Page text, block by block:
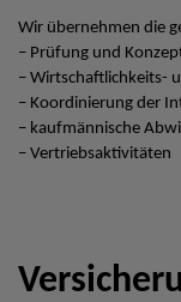
Wir übernehmen die
– Prüfung und
– Wirtschaftlichkeits-
– Koordinierung der
– kaufmännische
– Vertriebsaktivitäten